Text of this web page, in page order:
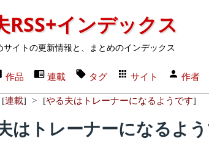
RSS+インデックス
サイトの更新情報と、まとめのインデックス
作品 連載 タグ サイト 作者
[連載] > [やる夫はトレーナーになるようです]
はトレーナーになるよ